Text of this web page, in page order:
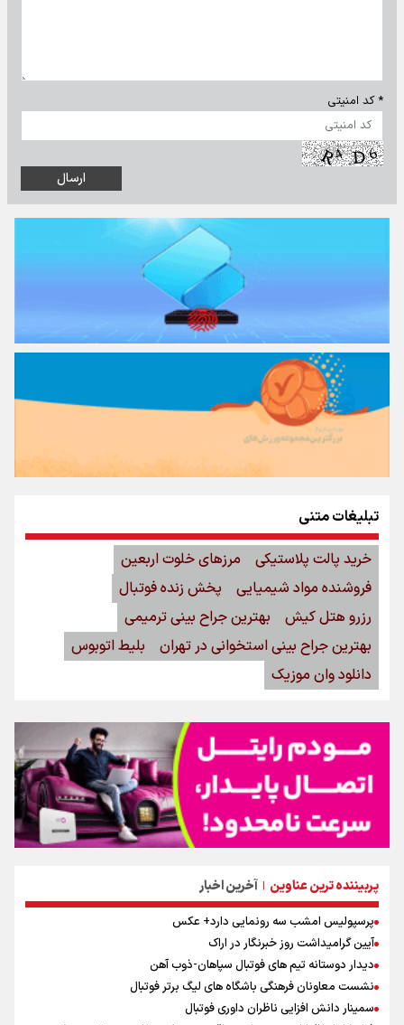
* کد امنیتی
پربیننده ترین عناوین | آخرین اخبار
پرسپولیس امشب سه رونمایی دارد+ عکس
آیین گرامیداشت روز خبرنگار در اراک
دیدار دوستانه تیم های فوتبال سپاهان-ذوب آهن
نشست معاونان فرهنگی باشگاه های لیگ برتر فوتبال
سمینار دانش افزایی ناظران داوری فوتبال
تبلیغات متنی
خرید پالت پلاستیکی
مرزهای خلوت اربعین
فروشنده مواد شیمیایی
پخش زنده فوتبال
رزرو هتل کیش
بهترین جراح بینی ترمیمی
بهترین جراح بینی استخوانی در تهران
بلیط اتوبوس
دانلود وان موزیک